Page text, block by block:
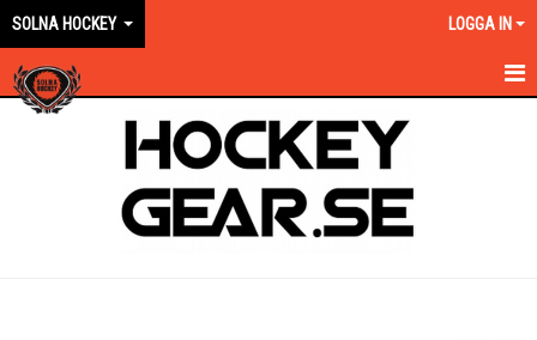
SOLNA HOCKEY LOGGA IN
EN ORANGE VÄG